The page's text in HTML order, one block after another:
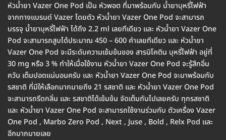
หัวน้ำยา Vazer One Pod เป็น หัวพอต ที่มาพร้อมกับ น้ำยาบุหรี่ไฟฟ้า
จากทางแบรนด์ Vazer โดยตัว หัวน้ำยา Vazer One Pod จะสามารถ
บรรจุ น้ำยาบุหรี่ไฟฟ้า ได้ถึง 2.2 ml เลยทีเดียว และ หัวน้ำยา Vazer One
Pod จะสามารถสูบได้ประมาณ 450 – 600 คำเลยทีเดียว และ หัวน้ำยา
Vazer One Pod จะมีระดับความเข้มข้นของ สารนิโคติน บุหรี่ไฟฟ้า อยู่ที่
30 mg หรือ 3 % ทำให้เมื่อใช้งาน หัวน้ำยา Vazer One Pod จะรู้สึกอิ่ม
ควัน เต็มปอดแน่นอนครับ และ หัวน้ำยา Vazer One Pod จะมาพร้อมกับ
รสชาติ ที่มีให้เลือกมากมายถึง 21 รสชาติ และ หัวน้ำยา Vazer One Pod
จะสามารถรีดกลิ่น และ รสชาติได้เข้มข้น จัดเต็มกันไปเลยครับ ทุกรสชาติ
และ หัวน้ำยา Vazer One Pod จะสามารถใช้งานร่วมกับ ตัวเครื่อง Vazer
One Pod , Marbo Zero Pod , Next , Juse , Bold , Relx Pod และ
อีกมากมายเลย